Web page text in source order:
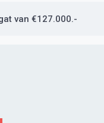
van €127.000.-